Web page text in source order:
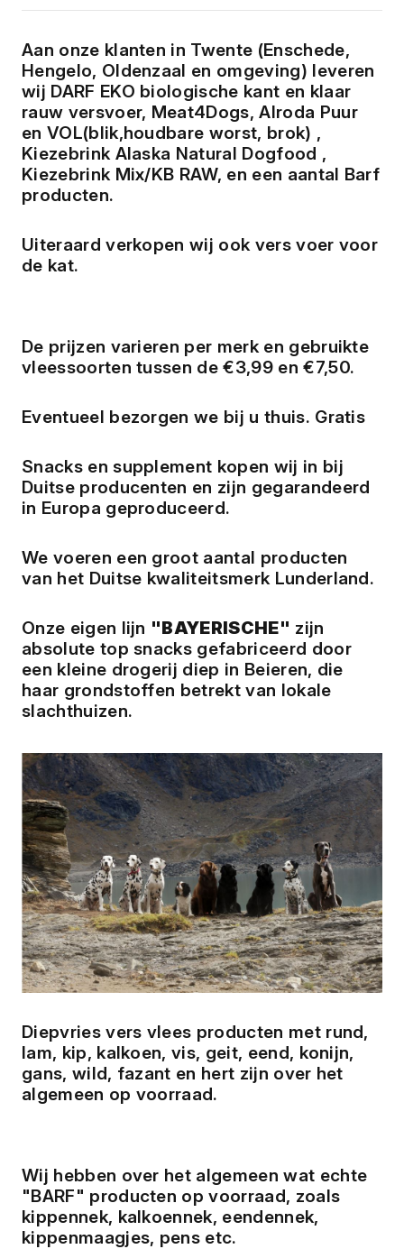
Aan onze klanten in Twente (Enschede,
Hengelo, Oldenzaal en omgeving) leveren
wij DARF EKO biologische kant en klaar
rauw versvoer, Meat4Dogs, Alroda Puur
en VOL(blik,houdbare worst, brok) ,
Kiezebrink Alaska Natural Dogfood ,
Kiezebrink Mix/KB RAW, en een aantal Barf
producten.
Uiteraard verkopen wij ook vers voer voor
de kat.
De prijzen varieren per merk en gebruikte
vleessoorten tussen de €3,99 en €7,50.
Eventueel bezorgen we bij u thuis. Gratis
Snacks en supplement kopen wij in bij
Duitse producenten en zijn gegarandeerd
in Europa geproduceerd.
We voeren een groot aantal producten
van het Duitse kwaliteitsmerk Lunderland.
Onze eigen lijn "BAYERISCHE" zijn
absolute top snacks gefabriceerd door
een kleine drogerij diep in Beieren, die
haar grondstoffen betrekt van lokale
slachthuizen.
Diepvries vers vlees producten met rund,
lam, kip, kalkoen, vis, geit, eend, konijn,
gans, wild, fazant en hert zijn over het
algemeen op voorraad.
Wij hebben over het algemeen wat echte
"BARF" producten op voorraad, zoals
kippennek, kalkoennek, eendennek,
kippenmaagjes, pens etc.